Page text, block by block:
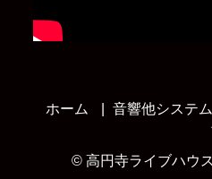
ホーム 音響他システム
© 高円寺ライブハウ